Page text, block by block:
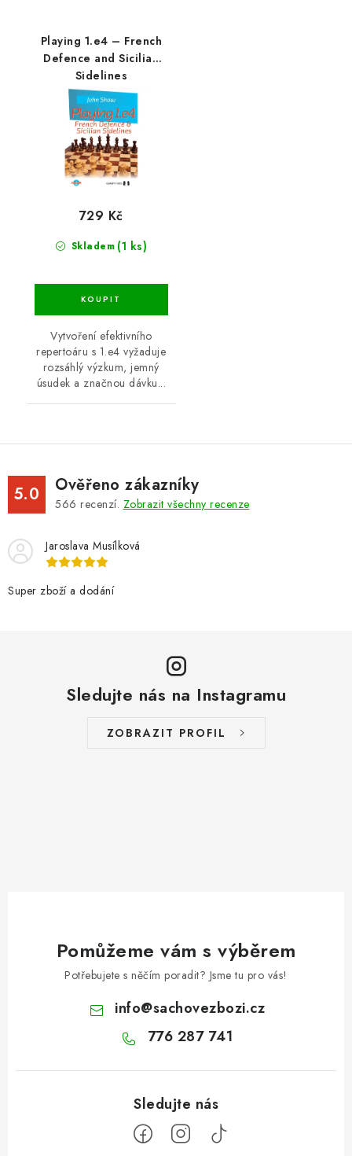
Playing 1.e4 – French
Defence and Sicilian
Sidelines
Skladem (1 ks)
729 Kč
Vytvoření efektivního
repertoáru s 1.e4 vyžaduje
rozsáhlý výzkum, jemný
úsudek a značnou dávku...
5.0 Ověřeno zákazníky
566 recenzí. Zobrazit všechny recenze
Jaroslava Musílková
Super zboží a dodání
Sledujte nás na Instagramu
ZOBRAZIT PROFIL
Pomůžeme vám s výběrem
Potřebujete s něčím poradit? Jsme tu pro vás!
info@sachovezbozi.cz
776 287 741